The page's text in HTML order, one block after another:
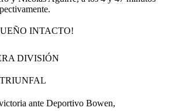
INTACTO!
DIVISIÓN
ante Deportivo Bowen,